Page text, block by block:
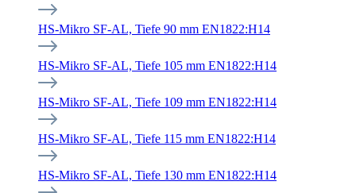
HS-Mikro SF-AL, Tiefe 90 mm EN1822:H14
HS-Mikro SF-AL, Tiefe 105 mm EN1822:H14
HS-Mikro SF-AL, Tiefe 109 mm EN1822:H14
HS-Mikro SF-AL, Tiefe 115 mm EN1822:H14
HS-Mikro SF-AL, Tiefe 130 mm EN1822:H14